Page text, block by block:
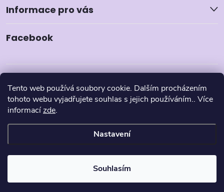
Tento web používá soubory cookie. Dalším procházením
tohoto webu vyjadřujete souhlas s jejich používáním.. Více
informacízde.
Nastavení
Souhlasím
Informace pro vás
Facebook
Copyright 2026Pyzamka.cz. Všechna práva vyhrazena.